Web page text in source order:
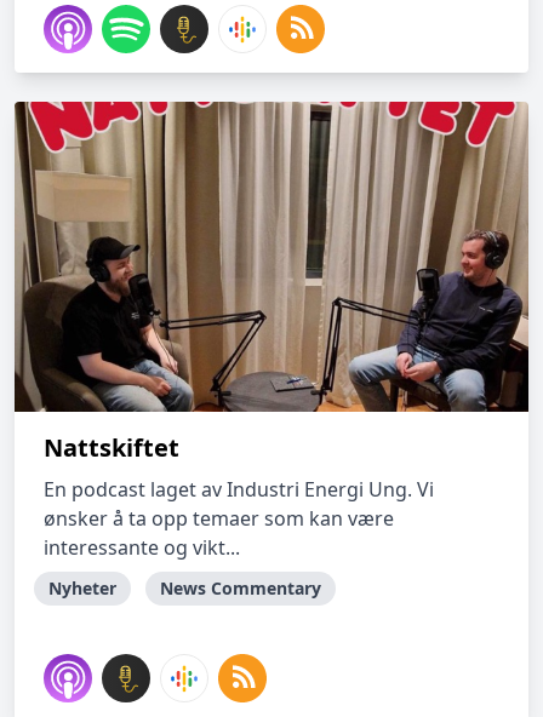
Nattskiftet
En podcast laget av Industri Energi Ung. Vi
ønsker å ta opp temaer som kan være
interessante og vikt...
Nyheter News Commentary